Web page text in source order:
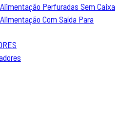
Perfuradas Sem Caixa
Com Saída Para